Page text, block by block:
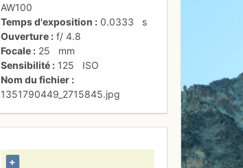
AW100
Temps d'exposition
0.0333
s
Ouverture
f/4.8
Focale
25
mm
Sensibilité
125
ISO
Nom du fichier
1351790449_2715845.jpg
+